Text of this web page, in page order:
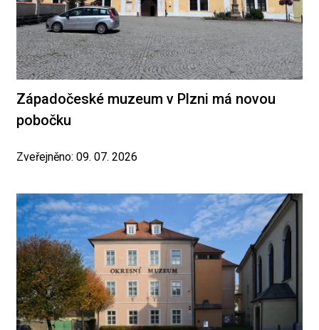
Západočeské muzeum v Plzni má novou
pobočku
Zveřejněno: 09. 07. 2026